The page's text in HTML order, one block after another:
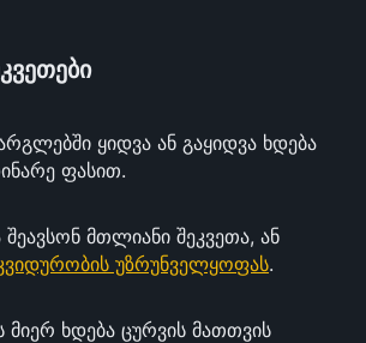
ყიდვა ან გაყიდვა ხდება
ფასით.
შეავსონ მთლიანი შეკვეთა, ან
უზრუნველყოფას.
მიერ ხდება ცურვის მათთვის